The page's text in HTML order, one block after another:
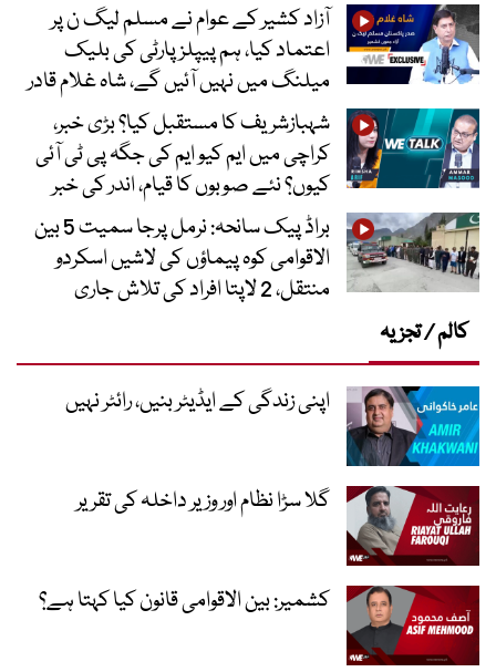
آزاد کشیر کے عوام نے مسلم لیگ ن پر
اعتماد کیا، ہم پیپلز پارٹی کی بلیک
میلنگ میں نہیں آئیں گے، شاہ غلام قادر
شہبازشریف کا مستقبل کیا؟ بڑی خبر،
کراچی میں ایم کیو ایم کی جگہ پی ٹی آئی
کیوں؟ نئے صوبوں کا قیام، اندر کی خبر
براڈ پیک سانحہ: نرمل پرجا سمیت 5 بین
الاقوامی کوہ پیماؤں کی لاشیں اسکردو
منتقل، 2 لاپتا افراد کی تلاش جاری
کالم / تجزیہ
اپنی زندگی کے ایڈیٹر بنیں، رائٹر نہیں
گلا سڑا نظام اور وزیر داخلہ کی تقریر
کشمیر: بین الاقوامی قانون کیا کہتا ہے؟